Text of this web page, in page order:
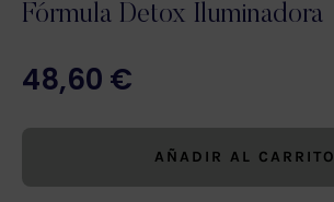
Fórmula Detox Iluminadora
48,60 €
AÑADIR AL CARRITO